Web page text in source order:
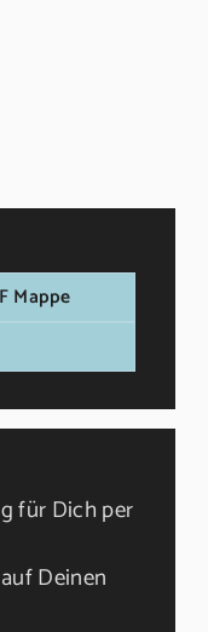
Mappe
für Dich per
Deinen